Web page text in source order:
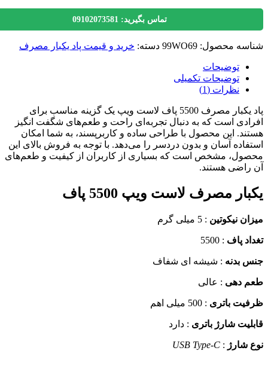
تماس بگیرید: 09102073581
محصول:99WO69 دسته:خرید و قیمت پاد یکبار مصرف
توضیحات
توضیحات تکمیلی
نظرات (1)
پاد یکبار مصرف 5500 پاف لاست ویپ یک گزینه مناسب برای
است که به دنبال تجربه‌ای راحت و طعم‌های شگفت انگیز
این محصول با طراحی ساده و کاربرپسند، به شما امکان
آسان و بدون دردسر را می‌دهد. با توجه به فروش بالای این
مشخص است که بسیاری از کاربران از کیفیت و طعم‌های
هستند.
مصرف لاست ویپ 5500 پاف
نیکوتین: 5 میلی گرم
پاف: 5500
بدنه: شیشه ای شفاف
دهی : عالی
باتری: 500 میلی اهم
شارژ باتری: دارد
شارژ:
USB Type-C